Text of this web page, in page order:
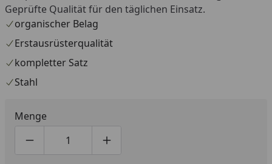
Geprüfte Qualität für den täglichen Einsatz.
organischer Belag
Erstausrüsterqualität
kompletter Satz
Stahl
Menge
Produktmenge um eins verringern
Produktmenge manuell eingeben
Produktmenge um eins erhöhen